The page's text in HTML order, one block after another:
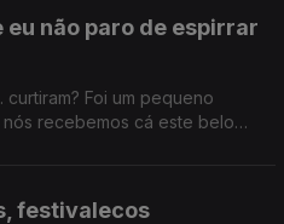
eu não paro de espirrar
curtiram? Foi um pequeno
recebemos cá este belo
festivalecos